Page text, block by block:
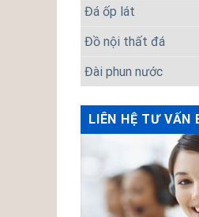
Đá ốp lát
Đồ nội thất đá
Đài phun nước
LIÊN HỆ TƯ VẤN
đá công giáo – MS:14 Mộ đá